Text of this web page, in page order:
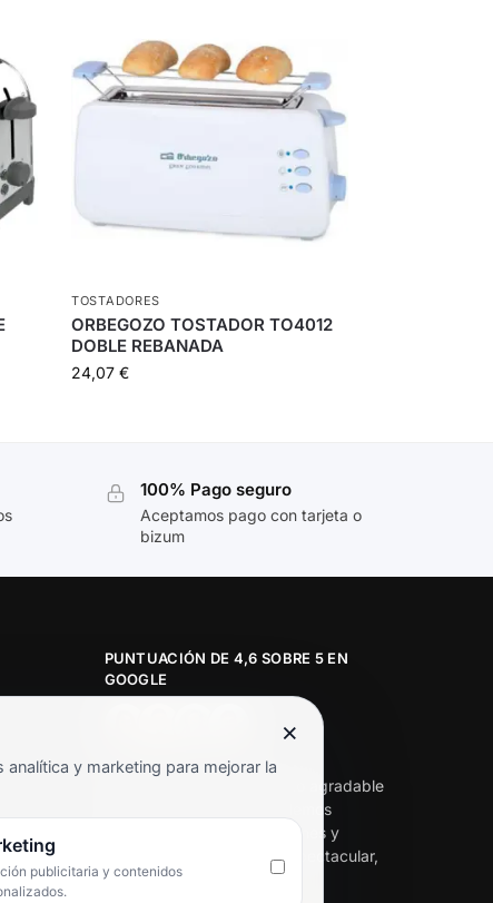
TOSTADORES
ORBEGOZO TOSTADOR TO4012
DOBLE REBANADA
24,07€
100% Pago seguro
Aceptamos pago con tarjeta o
bizum
PUNTUACIÓN DE 4,6 SOBRE 5 EN
GOOGLE
★★★★★
«Servicio de calidad y trato agradable
con precios excelentes. Hemos
comprado en varias ocasiones y
siempre dan respuesta. Espectacular,
servicio de 10.»
×
y marketing para mejorar la
publicitaria y contenidos